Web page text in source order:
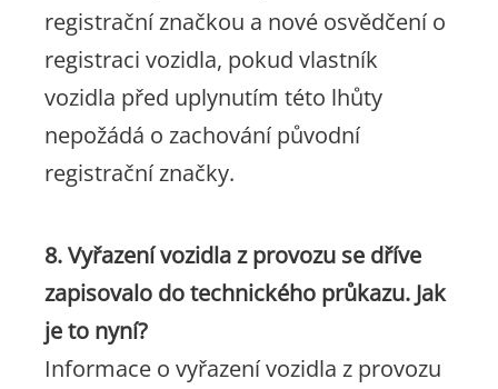
registrační značkou a nové osvědčení o
registraci vozidla, pokud vlastník
vozidla před uplynutím této lhůty
nepožádá o zachování původní
registrační značky.
8. Vyřazení vozidla z provozu se dříve
zapisovalo do technického průkazu. Jak
je to nyní?
Informace o vyřazení vozidla z provozu